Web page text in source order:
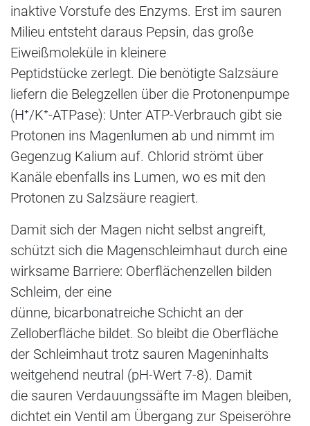
inaktive Vorstufe des Enzyms. Erst im sauren
Milieu entsteht daraus Pepsin, das große
Eiweißmoleküle in kleinere
Peptidstücke zerlegt. Die benötigte Salzsäure
liefern die Belegzellen über die Protonenpumpe
(H⁺/K⁺-ATPase): Unter ATP-Verbrauch gibt sie
Protonen ins Magenlumen ab und nimmt im
Gegenzug Kalium auf. Chlorid strömt über
Kanäle ebenfalls ins Lumen, wo es mit den
Protonen zu Salzsäure reagiert.
Damit sich der Magen nicht selbst angreift,
schützt sich die Magenschleimhaut durch eine
wirksame Barriere: Oberflächenzellen bilden
Schleim, der eine
dünne, bicarbonatreiche Schicht an der
Zelloberfläche bildet. So bleibt die Oberfläche
der Schleimhaut trotz sauren Mageninhalts
weitgehend neutral (pH-Wert 7-8). Damit
die sauren Verdauungssäfte im Magen bleiben,
dichtet ein Ventil am Übergang zur Speiseröhre